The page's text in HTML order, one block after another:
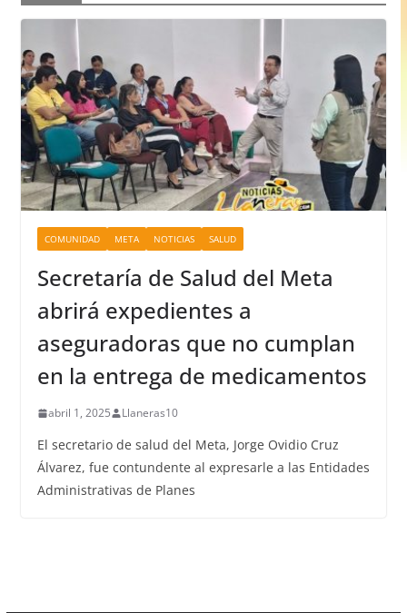
COMUNIDAD META NOTICIAS SALUD
Secretaría de Salud del Meta
abrirá expedientes a
aseguradoras que no cumplan
en la entrega de medicamentos
abril 1, 2025 Llaneras10
El secretario de salud del Meta, Jorge Ovidio Cruz
Álvarez, fue contundente al expresarle a las Entidades
Administrativas de Planes